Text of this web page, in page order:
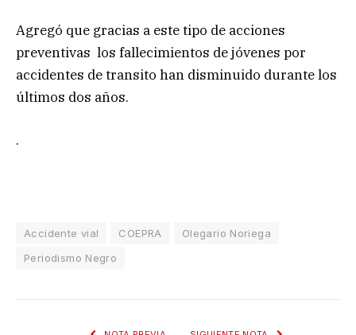
Agregó que gracias a este tipo de acciones
preventivas los fallecimientos de jóvenes por
accidentes de transito han disminuido durante los
últimos dos años.
.
Accidente vial COEPRA
Olegario Noriega
Periodismo Negro